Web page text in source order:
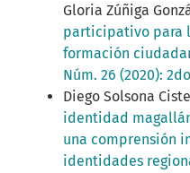
Gloria Zúñiga
participativo para
formación
Núm. 26 (2020):
Diego Solsona
identidad
una comprensión
identidades